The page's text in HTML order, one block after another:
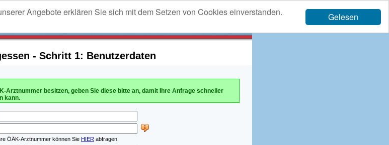
Gelesen
Angebote erklären Sie sich mit dem Setzen von Cookies einverstanden.
- Schritt 1: Benutzerdaten
Arztnummer besitzen, geben Sie diese bitte an, damit Ihre Anfrage schneller
kann.
ÖÄK-Arztnummer können Sie HIER abfragen.